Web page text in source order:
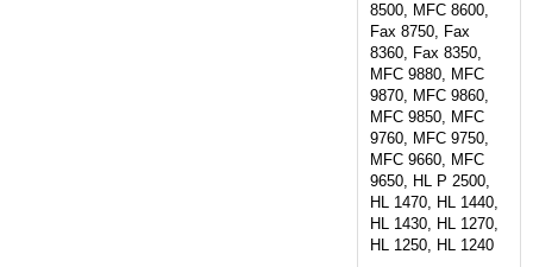
8500, MFC 8600,
Fax 8750, Fax
8360, Fax 8350,
MFC 9880, MFC
9870, MFC 9860,
MFC 9850, MFC
9760, MFC 9750,
MFC 9660, MFC
9650, HL P 2500,
HL 1470, HL 1440,
HL 1430, HL 1270,
HL 1250, HL 1240